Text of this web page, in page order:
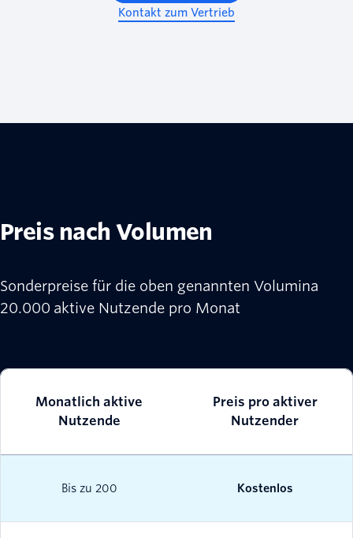
Kontakt zum Vertrieb
Preis nach Volumen
Sonderpreise für die oben genannten Volumina
20.000 aktive Nutzende pro Monat
Monatlich aktive
Nutzende
Preis pro aktiver
Nutzender
Bis zu 200 Kostenlos